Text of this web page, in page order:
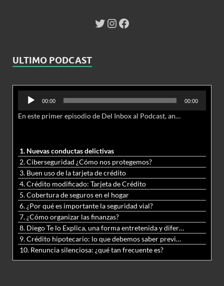
ULTIMO PODCAST
Reproductor
audio
00:00 00:00
En este primer episodio de Del Inbox al Podcast, analizamos junto al abogado Jonathan Brown las nuevas conductas delictivas cibernéticas y la necesidad de hacer modificaciones al Código Penal.
1. Nuevas conductas delictivas
2. Ciberseguridad ¿Cómo nos protegemos?
3. Buen uso de la tarjeta de crédito
4. Crédito modificado: Tarjeta de Crédito
5. Cobertura de seguros en el hogar
6. ¿Por qué es importante la seguridad vial?
7. ¿Cómo organizar las finanzas?
8. Diego Te lo Explica, una forma entretenida y diferente de aprender matemáticas y ciencias
9. Crédito hipotecario: lo que debemos saber previo a adquirir nuestra vivienda
10. Renuncia silenciosa: ¿qué tan frecuente es?